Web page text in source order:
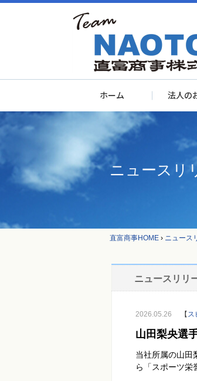
ホーム 法人の
ニュースリ
直富商事HOME › ニュース
ニュースリリ
2026.05.26 【 ス
山田梨央選
当社所属の山田
ら「スポーツ栄